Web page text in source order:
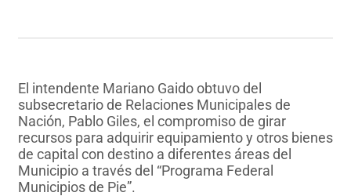
El intendente Mariano Gaido obtuvo del
subsecretario de Relaciones Municipales de
Nación, Pablo Giles, el compromiso de girar
recursos para adquirir equipamiento y otros bienes
de capital con destino a diferentes áreas del
Municipio a través del “Programa Federal
Municipios de Pie”.